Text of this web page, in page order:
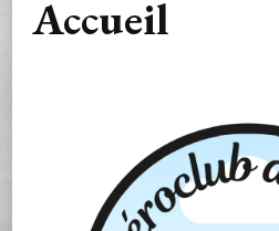
Accueil